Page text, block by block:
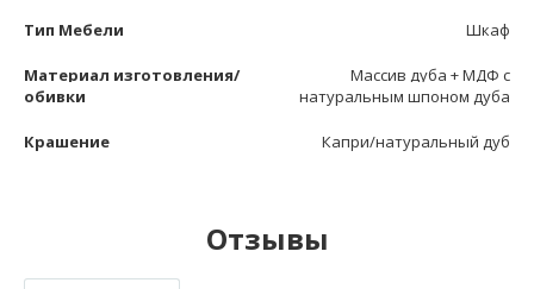
Тип Мебели Шкаф
Материал изготовления/
обивки
Массив дуба + МДФ с
натуральным шпоном дуба
Крашение Капри/натуральный дуб
Отзывы